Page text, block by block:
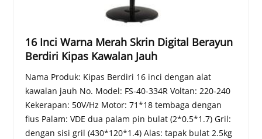
16 Inci Warna Merah Skrin Digital Berayun
Berdiri Kipas Kawalan Jauh
Nama Produk: Kipas Berdiri 16 inci dengan alat
kawalan jauh No. Model: FS-40-334R Voltan: 220-240
Kekerapan: 50V/Hz Motor: 71*18 tembaga dengan
fius Palam: VDE dua palam pin bulat (2*0.5*1.7) Gril:
dengan sisi gril (430*120*1.4) Alas: tapak bulat 2.5kg